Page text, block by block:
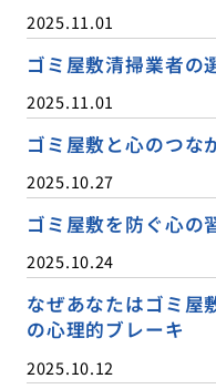
2025.11.01
ゴミ屋敷清掃業者の
2025.11.01
ゴミ屋敷と心のつな
2025.10.27
ゴミ屋敷を防ぐ心の
2025.10.24
なぜあなたはゴミ屋
の心理的ブレーキ
2025.10.12